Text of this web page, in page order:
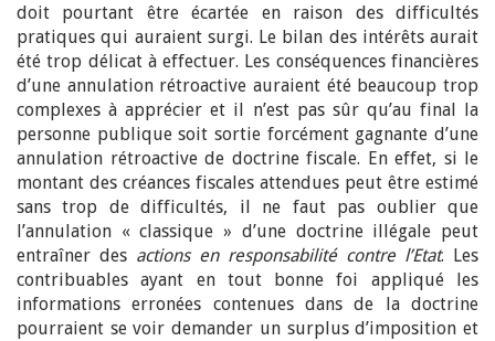
doit pourtant être écartée en raison des difficultés
pratiques qui auraient surgi. Le bilan des intérêts aurait
été trop délicat à effectuer. Les conséquences financières
d’une annulation rétroactive auraient été beaucoup trop
complexes à apprécier et il n’est pas sûr qu’au final la
personne publique soit sortie forcément gagnante d’une
annulation rétroactive de doctrine fiscale. En effet, si le
montant des créances fiscales attendues peut être estimé
sans trop de difficultés, il ne faut pas oublier que
l’annulation « classique » d’une doctrine illégale peut
entraîner des actions en responsabilité contre l’Etat. Les
contribuables ayant en tout bonne foi appliqué les
informations erronées contenues dans de la doctrine
pourraient se voir demander un surplus d’imposition et